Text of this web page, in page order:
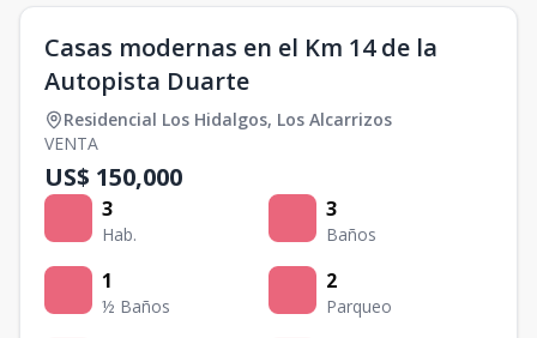
Casas modernas en el Km 14 de la
Autopista Duarte
Residencial Los Hidalgos, Los Alcarrizos
VENTA
US$ 150,000
3
Hab.
3
Baños
1
½ Baños
2
Parqueo